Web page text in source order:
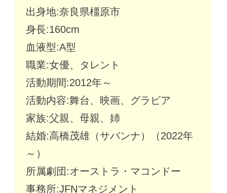
出身地:奈良県橿原市
身長:160cm
血液型:A型
職業:女優、タレント
活動期間:2012年～
活動内容:舞台、映画、グラビア
家族:父親、母親、姉
結婚:高橋茂雄（サバンナ）（2022年
～）
所属劇団:オーストラ・マコンドー
事務所:JFNマネジメント